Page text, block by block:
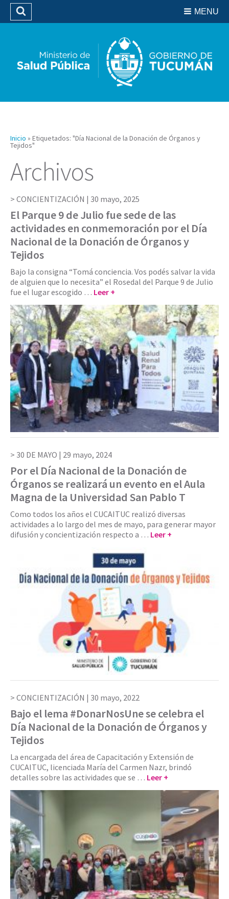
Biblioteca
MENU
Buscar
Inicio » Etiquetados: "Día Nacional de la Donación de Órganos y
Tejidos"
Archivos
CONCIENTIZACIÓN | 30 mayo, 2025
El Parque 9 de Julio fue sede de las
actividades en conmemoración por el Día
Nacional de la Donación de Órganos y
Tejidos
Bajo la consigna “Tomá conciencia. Vos podés salvar la vida
de alguien que lo necesita” el Rosedal del Parque 9 de Julio
fue el lugar escogido … Leer +
30 DE MAYO | 29 mayo, 2024
Por el Día Nacional de la Donación de
Órganos se realizará un evento en el Aula
Magna de la Universidad San Pablo T
Como todos los años el CUCAITUC realizó diversas
actividades a lo largo del mes de mayo, para generar mayor
difusión y concientización respecto a … Leer +
CONCIENTIZACIÓN | 30 mayo, 2022
Bajo el lema #DonarNosUne se celebra el
Día Nacional de la Donación de Órganos y
Tejidos
La encargada del área de Capacitación y Extensión de
CUCAITUC, licenciada María del Carmen Nazr, brindó
detalles sobre las actividades que se … Leer +